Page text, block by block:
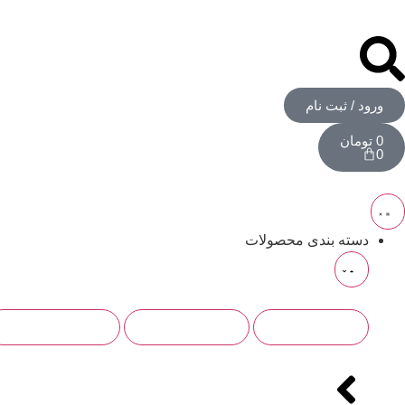
ورود / ثبت نام
0 تومان
0
دسته بندی محصولات